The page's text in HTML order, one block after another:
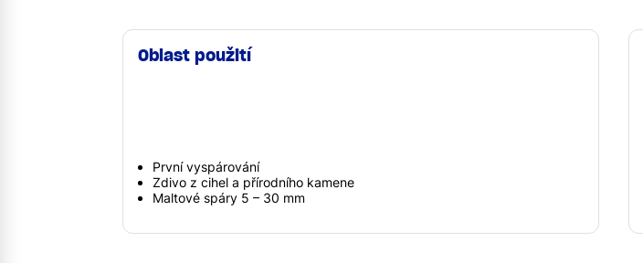
Oblast použití
První vyspárování
Zdivo z cihel a přírodního kamene
Maltové spáry 5 – 30 mm